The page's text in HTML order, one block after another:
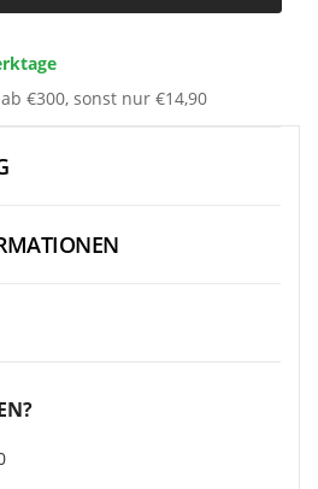
€300, sonst nur €14,90